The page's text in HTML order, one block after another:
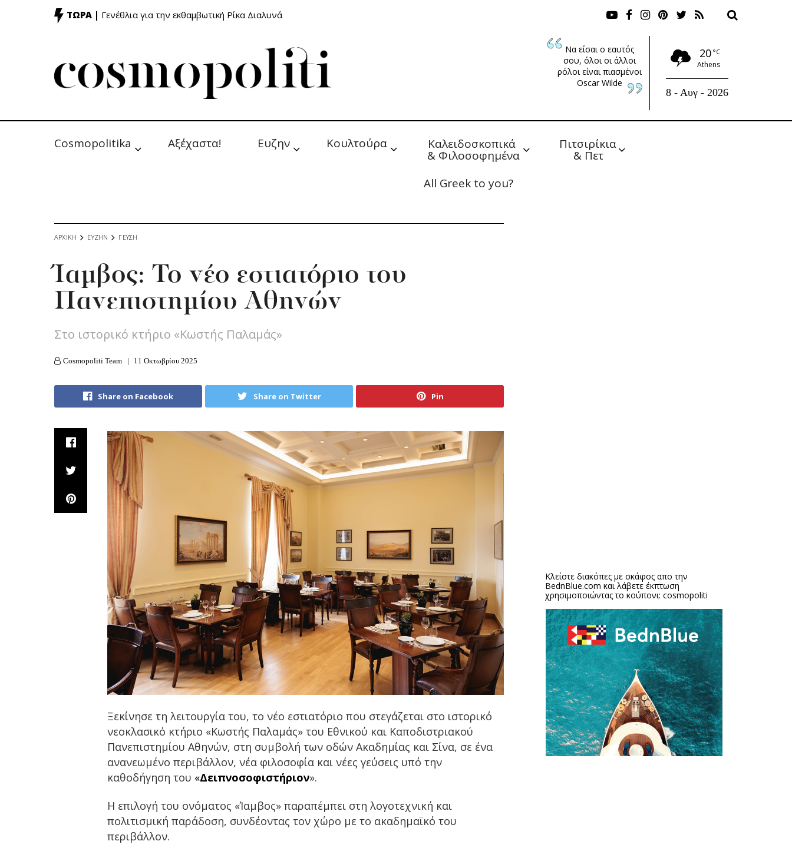
ΤΩΡΑ | Γενέθλια για την εκθαμβωτική Ρίκα Διαλυνά
Να είσαι ο εαυτός
σου, όλοι οι άλλοι
ρόλοι είναι πιασμένοι
Oscar Wilde
20 °C
Athens
8 - Αυγ - 2026
Cosmopolitika Αξέχαστα! Ευζην Κουλτούρα Καλειδοσκοπικά
& Φιλοσοφημένα
Πιτσιρίκια
& Πετ
All Greek to you?
ΑΡΧΙΚΗ ΕΥΖΗΝ ΓΕΥΣΗ
Ίαμβος: Το νέο εστιατόριο του
Πανεπιστημίου Αθηνών
Στο ιστορικό κτήριο «Κωστής Παλαμάς»
Cosmopoliti Team 11 Οκτωβρίου 2025
Share on Facebook Share on Twitter Pin
Ξεκίνησε τη λειτουργία του, το νέο εστιατόριο που στεγάζεται στο ιστορικό
νεοκλασικό κτήριο «Κωστής Παλαμάς» του Εθνικού και Καποδιστριακού
Πανεπιστημίου Αθηνών, στη συμβολή των οδών Ακαδημίας και Σίνα, σε ένα
ανανεωμένο περιβάλλον, νέα φιλοσοφία και νέες γεύσεις υπό την
καθοδήγηση του «Δειπνοσοφιστήριον».
Η επιλογή του ονόματος «Ίαμβος» παραπέμπει στη λογοτεχνική και
πολιτισμική παράδοση, συνδέοντας τον χώρο με το ακαδημαϊκό του
περιβάλλον.
Κλείστε διακόπες με σκάφος απο την
BednBlue.com και λάβετε έκπτωση
χρησιμοποιώντας το κούπονι: cosmopoliti